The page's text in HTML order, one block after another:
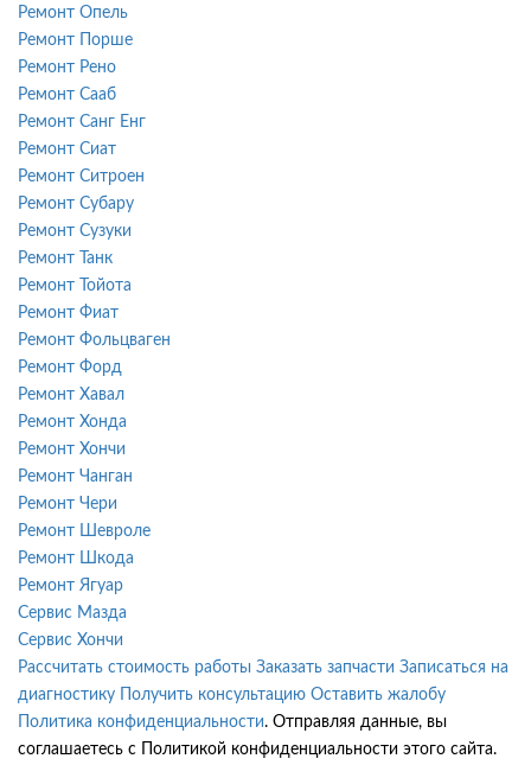
Ремонт Опель
Ремонт Порше
Ремонт Рено
Ремонт Сааб
Ремонт Санг Енг
Ремонт Сиат
Ремонт Ситроен
Ремонт Субару
Ремонт Сузуки
Ремонт Танк
Ремонт Тойота
Ремонт Фиат
Ремонт Фольцваген
Ремонт Форд
Ремонт Хавал
Ремонт Хонда
Ремонт Хончи
Ремонт Чанган
Ремонт Чери
Ремонт Шевроле
Ремонт Шкода
Ремонт Ягуар
Сервис Мазда
Сервис Хончи
Рассчитать стоимость работы Заказать запчасти Записаться на
диагностику
Получить консультацию Оставить жалобу
Политика конфиденциальности. Отправляя данные, вы
соглашаетесь с Политикой конфиденциальности этого сайта.